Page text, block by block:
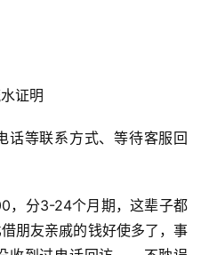
证明
话等联系方式、等待客服回
，分3-24个月期，这辈子都
朋友亲戚的钱好使多了，事